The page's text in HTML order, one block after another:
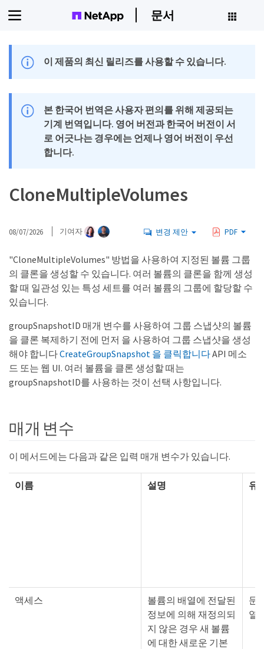
문서
이 제품의 최신 릴리즈를 사용할 수 있습니다.
본 한국어 번역은 사용자 편의를 위해 제공되는
기계 번역입니다. 영어 버전과 한국어 버전이 서
로 어긋나는 경우에는 언제나 영어 버전이 우선
합니다.
CloneMultipleVolumes
08/07/2026 기여자 변경 제안 PDF
"CloneMultipleVolumes" 방법을 사용하여 지정된 볼륨 그룹
의 클론을 생성할 수 있습니다. 여러 볼륨의 클론을 함께 생성
할 때 일관성 있는 특성 세트를 여러 볼륨의 그룹에 할당할 수
있습니다.
groupSnapshotID 매개 변수를 사용하여 그룹 스냅샷의 볼륨
을 클론 복제하기 전에 먼저 을 사용하여 그룹 스냅샷을 생성
해야 합니다CreateGroupSnapshot 을 클릭합니다API 메소
드 또는 웹 UI. 여러 볼륨을 클론 생성할 때는
groupSnapshotID를 사용하는 것이 선택 사항입니다.
매개 변수
이 메서드에는 다음과 같은 입력 매개 변수가 있습니다.
이름 설명 유
액세스
볼륨의 배열에 전달된
정보에 의해 재정의되
지 않은 경우 새 볼륨
에 대한 새로운 기본
문
열